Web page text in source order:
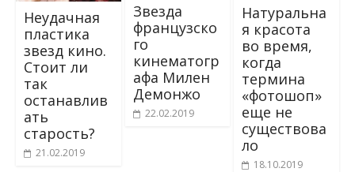
Неудачная
пластика
звезд кино.
Стоит ли
так
останавлив
ать
старость?
21.02.2019
Звезда
французско
го
кинематогр
афа Милен
Демонжо
22.02.2019
Натуральна
я красота
во время,
когда
термина
«фотошоп»
еще не
существова
ло
18.10.2019